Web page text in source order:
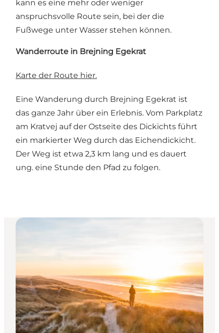
kann es eine mehr oder weniger
anspruchsvolle Route sein, bei der die
Fußwege unter Wasser stehen können.
Wanderroute in Brejning Egekrat
Karte der Route hier.
Eine Wanderung durch Brejning Egekrat ist
das ganze Jahr über ein Erlebnis. Vom Parkplatz
am Kratvej auf der Ostseite des Dickichts führt
ein markierter Weg durch das Eichendickicht.
Der Weg ist etwa 2,3 km lang und es dauert
ung. eine Stunde den Pfad zu folgen.